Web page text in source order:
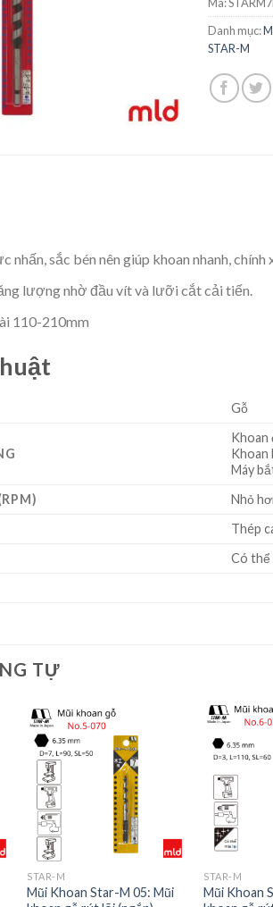
Danh mục:
STAR-M
nhấn, sắc bén nên giúp khoan nhanh, chính
lượng nhờ đầu vít và lưỡi cắt cải tiến.
110-210mm
Gỗ
Khoan
Khoan
Máy
Nhỏ
Thép
Có thể
TỰ
STAR-M
Mũi Khoan Star-M 05: Mũi
STAR-M
Mũi Khoan